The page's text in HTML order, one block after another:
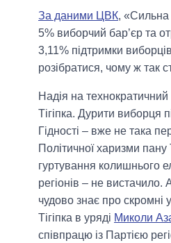
За даними ЦВК, «Сильна
5% виборчий бар’єр та
3,11% підтримки
розібратися, чому ж так
Надія на технократичний
Тігіпка. Дурити виборця
Гідності – вже не така
Політичної харизми пану
гуртування колишнього
регіонів – не вистачило.
чудово знає про скромні
Тігіпка в уряді Миколи
співпрацю із Партією